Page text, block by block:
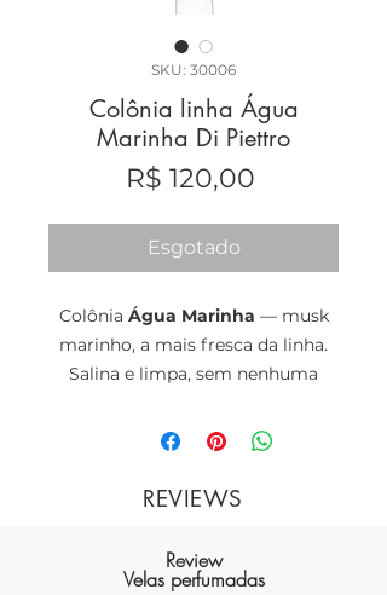
SKU: 30006
Colônia linha Água
Marinha Di Piettro
R$ 120,00
Esgotado
Colônia Água Marinha — musk
marinho, a mais fresca da linha.
Salina e limpa, sem nenhuma
de quem prefere que o perfume
longe.
família: musk marinho
REVIEWS
Review
Velas perfumadas